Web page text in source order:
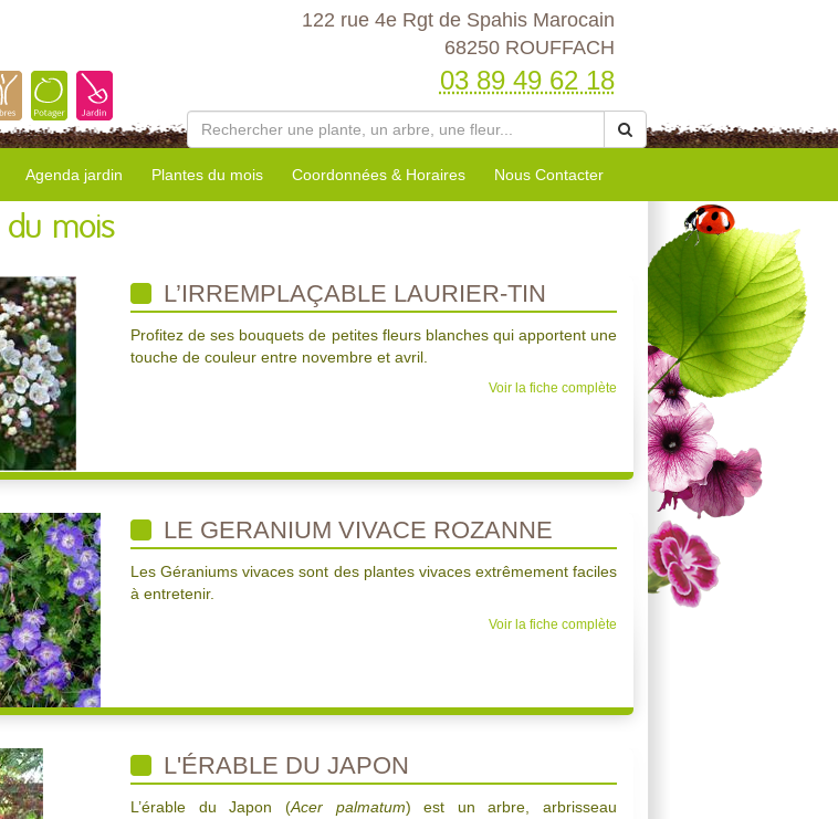
122 rue 4e Rgt de Spahis Marocain
68250 ROUFFACH
03 89 49 62 18
Agenda jardin Plantes du mois Coordonnées & Horaires Nous Contacter
du mois
L’IRREMPLAÇABLE LAURIER-TIN
Profitez de ses bouquets de petites fleurs blanches qui apportent une
touche de couleur entre novembre et avril.
Voir la fiche complète
LE GERANIUM VIVACE ROZANNE
Les Géraniums vivaces sont des plantes vivaces extrêmement faciles
à entretenir.
Voir la fiche complète
L'ÉRABLE DU JAPON
L’érable du Japon (Acer palmatum) est un arbre, arbrisseau